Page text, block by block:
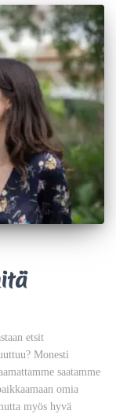
etsit
Monesti
saatamme
omia
myös hyvä